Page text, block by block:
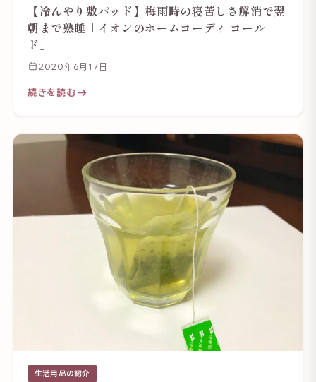
【冷んやり敷パッド】梅雨時の寝苦しさ解消で翌
朝まで熟睡「イオンのホームコーディ コール
ド」
2020年6月17日
続きを読む
生活用品の紹介